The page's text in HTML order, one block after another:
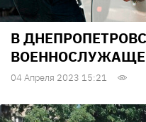
В
04 Апреля 2023 15:21